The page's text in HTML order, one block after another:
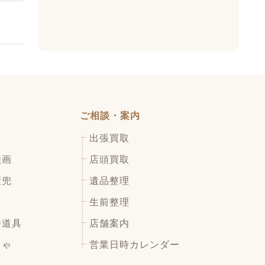
具
ご相談・案内
出張買取
店頭買取
遺品整理
生前整理
店舗案内
営業日時カレンダー